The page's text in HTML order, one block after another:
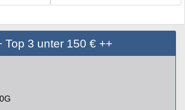
Top 3 unter 150 € ++